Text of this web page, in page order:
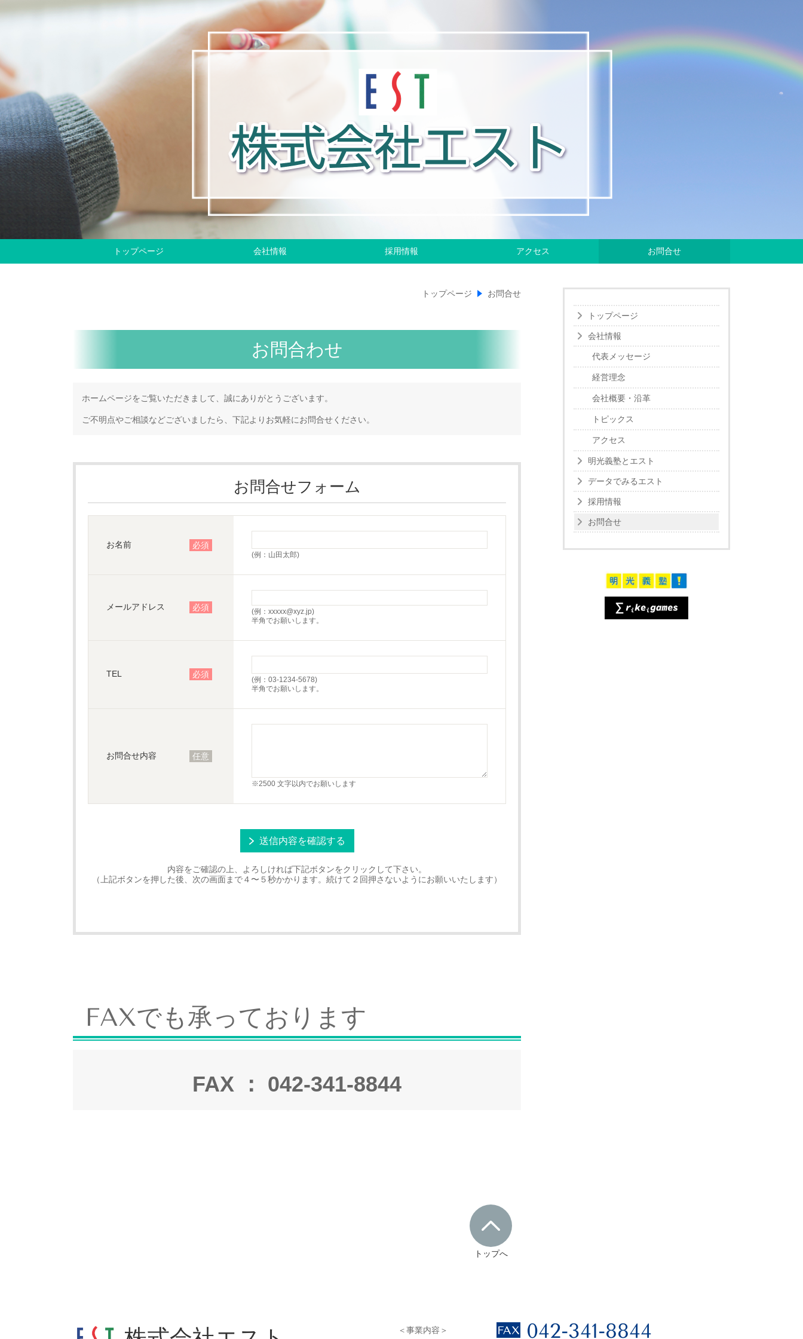
トップページ 会社情報 採用情報 アクセス お問合せ
トップページ お問合せ
お問合わせ
ホームページをご覧いただきまして、誠にありがとうございます。
ご不明点やご相談などございましたら、下記よりお気軽にお問合せください。
お問合せフォーム
お名前 必須
(例：山田太郎)
メールアドレス 必須
(例：xxxxx@xyz.jp)
半角でお願いします。
TEL 必須
(例：03-1234-5678)
半角でお願いします。
お問合せ内容 任意
※2500 文字以内でお願いします
内容をご確認の上、よろしければ下記ボタンをクリックして下さい。
（上記ボタンを押した後、次の画面まで４〜５秒かかります。続けて２回押さないようにお願いいたします）
FAXでも承っております
FAX ： 042-341-8844
トップへ
トップページ
会社情報
代表メッセージ
経営理念
会社概要・沿革
トピックス
アクセス
明光義塾とエスト
データでみるエスト
採用情報
お問合せ
＜事業内容＞
042-341-8844